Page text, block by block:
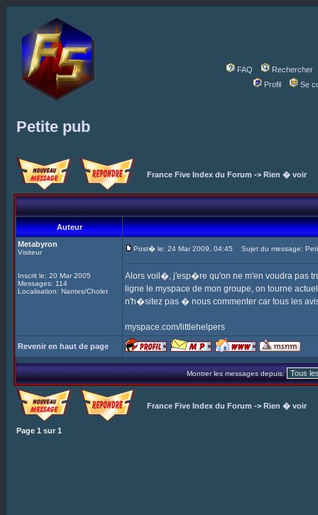
FAQ
Rechercher
Profil
Se
Petite pub
France Five Index du Forum -> Rien � voir
Auteur
Metabyron
Visiteur
Inscrit le: 20 Mar 2005
Messages: 114
Localisation: Nantes/Cholet
Post� le: 24 Mar 2009, 04:45 Sujet du message:
Alors voil�, j'esp�re qu'on ne m'en voudra pas
ligne le myspace de mon groupe, on tourne
n'h�sitez pas � nous commenter car tous les
myspace.com/littlehelpers
Revenir en haut de page
Montrer les messages depuis:
France Five Index du Forum -> Rien � voir
Page 1 sur 1